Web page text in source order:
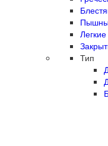
Легкие
Тип